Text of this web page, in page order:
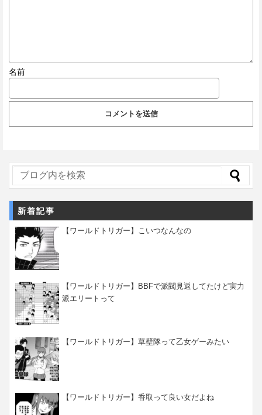
名前
新着記事
【ワールドトリガー】こいつなんなの
【ワールドトリガー】BBFで派閥見返してたけど実力
派エリートって
【ワールドトリガー】草壁隊って乙女ゲーみたい
【ワールドトリガー】香取って良い女だよね